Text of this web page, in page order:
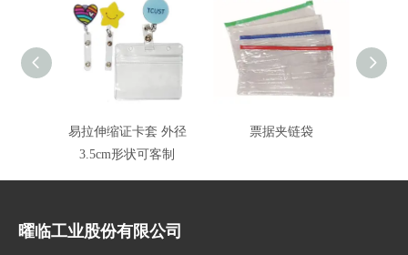
易拉伸缩证卡套 外径
3.5cm形状可客制
票据夹链袋
曜临工业股份有限公司